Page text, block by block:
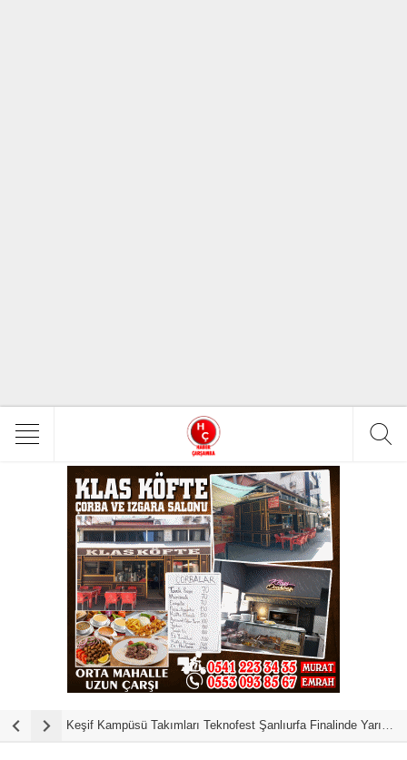
Keşif Kampüsü Takımları Teknofest Şanlıurfa Finalinde Yarışmaya Hak Kazandı Samsun’da ‘Bu Kampta Hayat Var’